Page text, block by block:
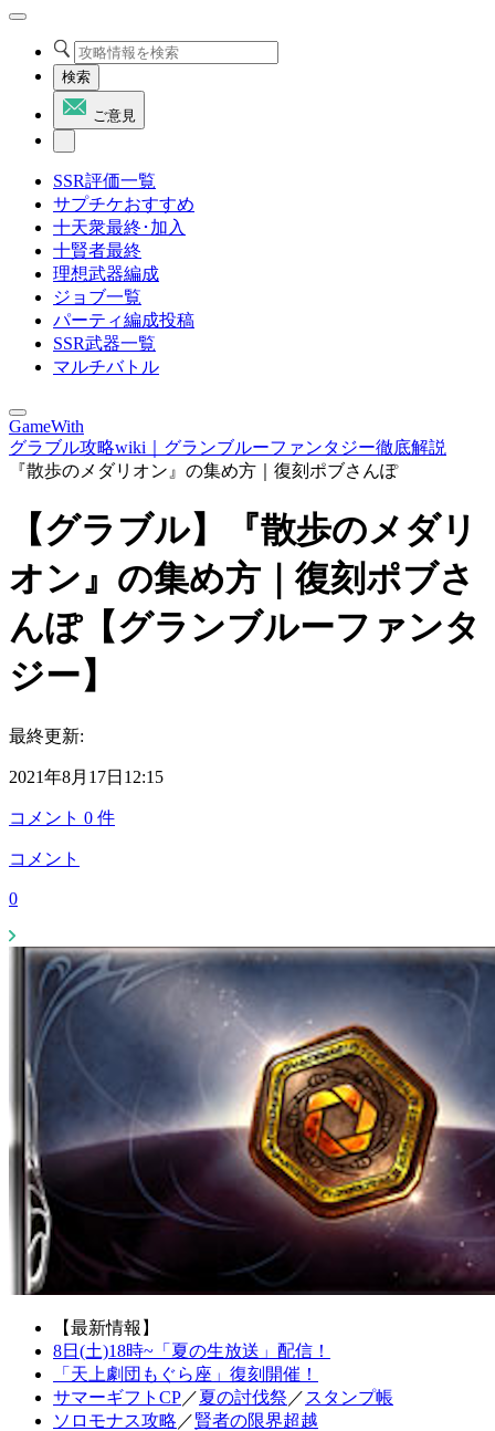
検索
ご意見
SSR評価一覧
サプチケおすすめ
十天衆最終･加入
十賢者最終
理想武器編成
ジョブ一覧
パーティ編成投稿
SSR武器一覧
マルチバトル
GameWith
グラブル攻略wiki｜グランブルーファンタジー徹底解説
『散歩のメダリオン』の集め方｜復刻ポブさんぽ
【グラブル】『散歩のメダリ
オン』の集め方｜復刻ポブさ
んぽ【グランブルーファンタ
ジー】
最終更新:
2021年8月17日12:15
コメント 0 件
コメント
0
【最新情報】
8日(土)18時~「夏の生放送」配信！
「天上劇団もぐら座」復刻開催！
サマーギフトCP／夏の討伐祭 ／ スタンプ帳
ソロモナス攻略 ／賢者の限界超越